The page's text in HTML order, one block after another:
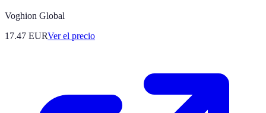
Voghion Global
17.47 EURVer el precio